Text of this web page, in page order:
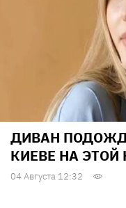
ДИВАН
КИЕВЕ НА ЭТОЙ
04 Августа 12:32